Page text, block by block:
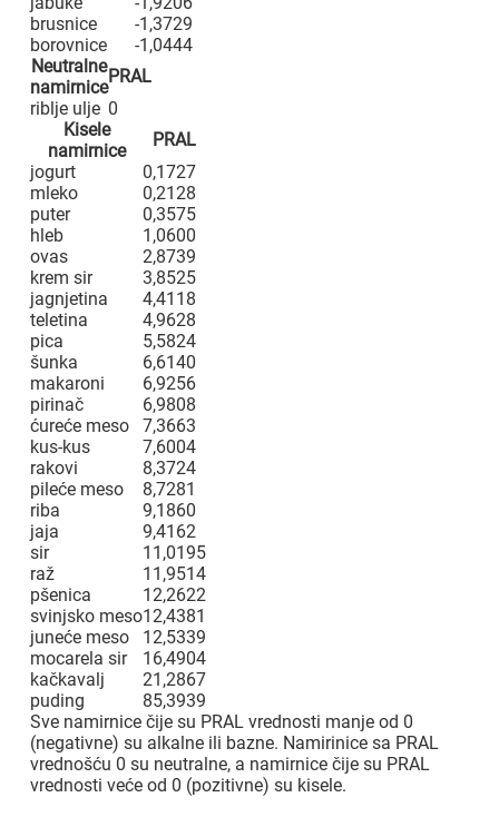
brusnice
-1,3729
borovnice
-1,0444
Neutralne
namirnice
PRAL
riblje ulje 0
Kisele
namirnice
PRAL
jogurt
0,1727
mleko
0,2128
puter
0,3575
hleb
1,0600
ovas
2,8739
krem sir
3,8525
jagnjetina
4,4118
teletina
4,9628
pica
5,5824
šunka
6,6140
makaroni
6,9256
pirinač
6,9808
ćureće meso
7,3663
kus-kus
7,6004
rakovi
8,3724
pileće meso
8,7281
riba
9,1860
jaja
9,4162
sir
11,0195
raž
11,9514
pšenica
12,2622
svinjsko meso12,4381
juneće meso
12,5339
mocarela sir
16,4904
kačkavalj
21,2867
puding
85,3939
Sve namirnice čije su PRAL vrednosti manje od 0
(negativne) su alkalne ili bazne. Namirinice sa PRAL
vrednošću 0 su neutralne, a namirnice čije su PRAL
vrednosti veće od 0 (pozitivne) su kisele.